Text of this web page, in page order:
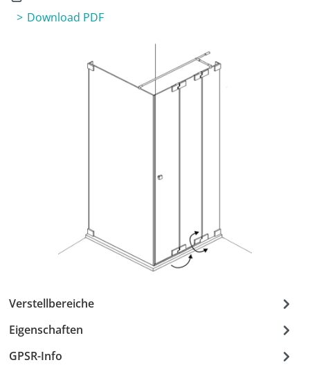
Download PDF
Verstellbereiche
Eigenschaften
GPSR-Info